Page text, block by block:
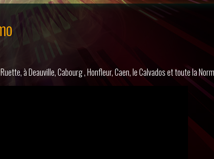
à Deauville, Cabourg , Honfleur, Caen, le Calvados et toute la